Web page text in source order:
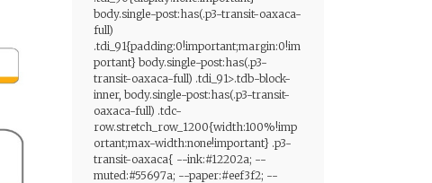
body.single-post:has(.p3-transit-oaxaca-
full)
.tdi_91{padding:0!important;margin:0!im
portant} body.single-post:has(.p3-
transit-oaxaca-full) .tdi_91>.tdb-block-
inner, body.single-post:has(.p3-transit-
oaxaca-full) .tdc-
row.stretch_row_1200{width:100%!imp
ortant;max-width:none!important} .p3-
transit-oaxaca{ --ink:#12202a; --
muted:#55697a; --paper:#eef3f2; --